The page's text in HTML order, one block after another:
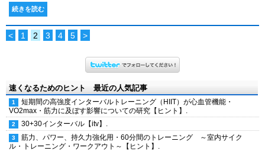
続きを読む
< 1 2 3 4 5 >
速くなるためのヒント 最近の人気記事
短期間の高強度インターバルトレーニング（HIIT）が心血管機能・
VO2max・筋力に及ぼす影響についての研究【ヒント】.
30+30インターバル【itv】.
筋力、パワー、持久力強化用・60分間のトレーニング ～室内サイク
ル・トレーニング・ワークアウト～【ヒント】.